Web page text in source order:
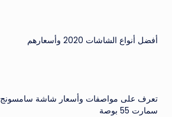
أفضل أنواع الشاشات 2020 وأسعارهم
تعرف على مواصفات وأسعار شاشة سامسونج
سمارت 55 بوصة